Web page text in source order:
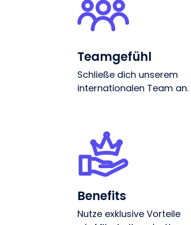
Teamgefühl
Schließe dich unserem
internationalen Team an.
Benefits
Nutze exklusive Vorteile